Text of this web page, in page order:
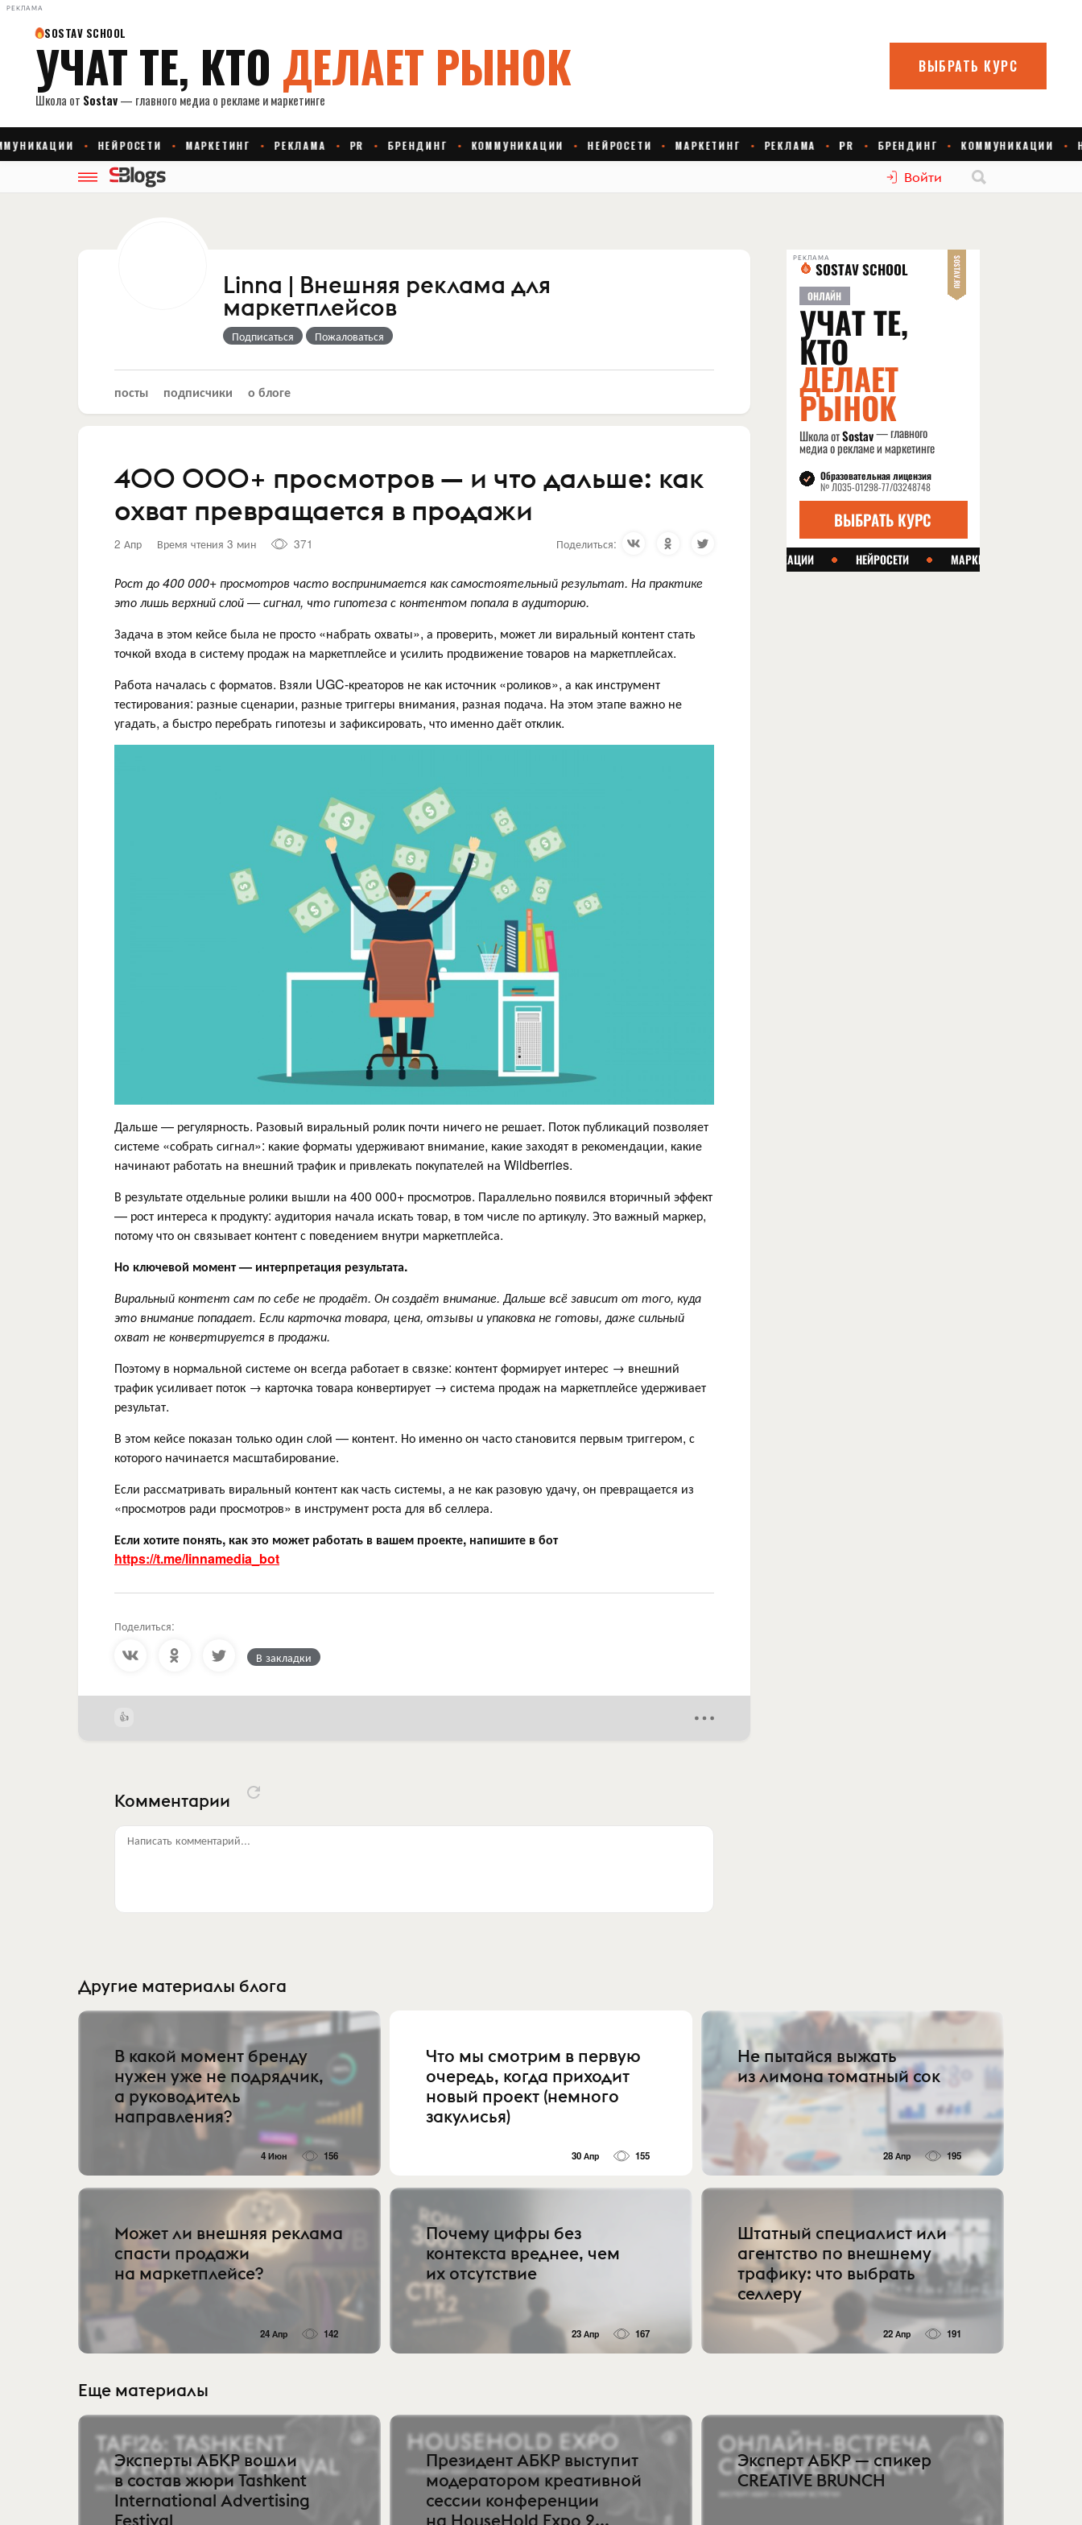
РЕКЛАМА
Войти
Linna | Внешняя реклама для
маркетплейсов
Подписаться Пожаловаться
посты подписчики о блоге
400 000+ просмотров — и что дальше: как
охват превращается в продажи
2 Апр Время чтения 3 мин 371 Поделиться:
Рост до 400 000+ просмотров часто воспринимается как самостоятельный результат. На практике
это лишь верхний слой — сигнал, что гипотеза с контентом попала в аудиторию.
Задача в этом кейсе была не просто «набрать охваты», а проверить, может ли виральный контент стать
точкой входа в систему продаж на маркетплейсе и усилить продвижение товаров на маркетплейсах.
Работа началась с форматов. Взяли UGC-креаторов не как источник «роликов», а как инструмент
тестирования: разные сценарии, разные триггеры внимания, разная подача. На этом этапе важно не
угадать, а быстро перебрать гипотезы и зафиксировать, что именно даёт отклик.
Дальше — регулярность. Разовый виральный ролик почти ничего не решает. Поток публикаций позволяет
системе «собрать сигнал»: какие форматы удерживают внимание, какие заходят в рекомендации, какие
начинают работать на внешний трафик и привлекать покупателей на Wildberries.
В результате отдельные ролики вышли на 400 000+ просмотров. Параллельно появился вторичный эффект
— рост интереса к продукту: аудитория начала искать товар, в том числе по артикулу. Это важный маркер,
потому что он связывает контент с поведением внутри маркетплейса.
Но ключевой момент — интерпретация результата.
Виральный контент сам по себе не продаёт. Он создаёт внимание. Дальше всё зависит от того, куда
это внимание попадает. Если карточка товара, цена, отзывы и упаковка не готовы, даже сильный
охват не конвертируется в продажи.
Поэтому в нормальной системе он всегда работает в связке: контент формирует интерес → внешний
трафик усиливает поток → карточка товара конвертирует → система продаж на маркетплейсе удерживает
результат.
В этом кейсе показан только один слой — контент. Но именно он часто становится первым триггером, с
которого начинается масштабирование.
Если рассматривать виральный контент как часть системы, а не как разовую удачу, он превращается из
«просмотров ради просмотров» в инструмент роста для вб селлера.
Если хотите понять, как это может работать в вашем проекте, напишите в бот
https://t.me/linnamedia_bot
Поделиться:
В закладки
Комментарии
Написать комментарий...
РЕКЛАМА
Другие материалы блога
В какой момент бренду
нужен уже не подрядчик,
а руководитель
направления?
4 Июн 156
Что мы смотрим в первую
очередь, когда приходит
новый проект (немного
закулисья)
30 Апр 155
Не пытайся выжать
из лимона томатный сок
28 Апр 195
Может ли внешняя реклама
спасти продажи
на маркетплейсе?
24 Апр 142
Почему цифры без
контекста вреднее, чем
их отсутствие
23 Апр 167
Штатный специалист или
агентство по внешнему
трафику: что выбрать
селлеру
22 Апр 191
Еще материалы
Эксперты АБКР вошли
в состав жюри Tashkent
International Advertising
Festival
Президент АБКР выступит
модератором креативной
сессии конференции
на HouseHold Expo 2...
Эксперт АБКР — спикер
CREATIVE BRUNCH